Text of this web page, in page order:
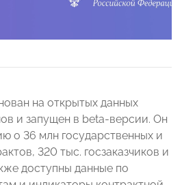
на открытых данных
и запущен в beta-версии. Он
о 36 млн государственных и
320 тыс. госзаказчиков и
доступны данные по